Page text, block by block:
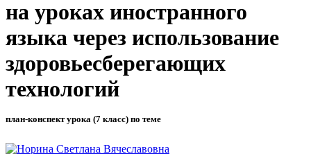
на уроках иностранного
языка через использование
здоровьесберегающих
технологий
план-конспект урока (7 класс) по теме